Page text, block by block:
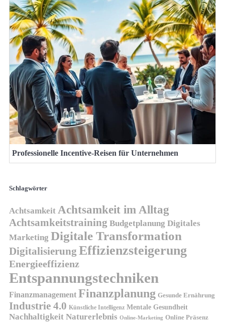
Professionelle Incentive-Reisen für Unternehmen
Schlagwörter
Achtsamkeit Achtsamkeit im Alltag
Achtsamkeitstraining Budgetplanung Digitales
Marketing Digitale Transformation
Digitalisierung Effizienzsteigerung
Energieeffizienz
Entspannungstechniken
Finanzmanagement Finanzplanung Gesunde Ernährung
Industrie 4.0 Künstliche Intelligenz Mentale Gesundheit
Nachhaltigkeit Naturerlebnis Online-Marketing Online Präsenz